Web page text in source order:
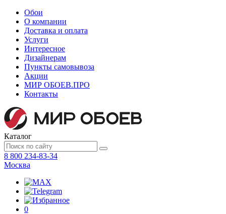
Обои
О компании
Доставка и оплата
Услуги
Интересное
Дизайнерам
Пункты самовывоза
Акции
МИР ОБОЕВ.ПРО
Контакты
Каталог
8 800 234-83-34
Москва
0